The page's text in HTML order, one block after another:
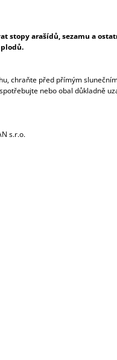
stopy arašídů, sezamu a
chraňte před přímým
nebo obal důkladně
s.r.o.